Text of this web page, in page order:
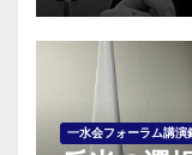
一水会フォーラム講演